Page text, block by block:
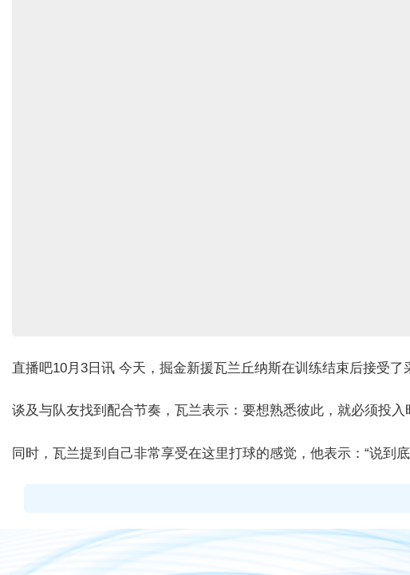
直播吧10月3日讯 今天，掘金新援瓦兰丘纳斯在训练结束后接受了
谈及与队友找到配合节奏，瓦兰表示：要想熟悉彼此，就必须投入
同时，瓦兰提到自己非常享受在这里打球的感觉，他表示： “说到